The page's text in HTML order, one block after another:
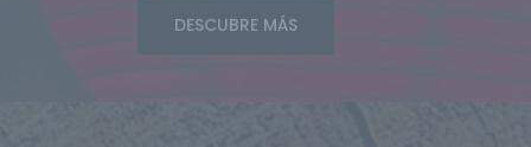
DESCUBRE MÁS